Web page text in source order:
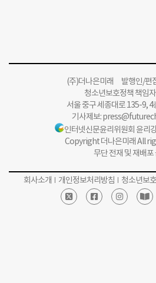
(주)더나은미래 발행인/편
청소년보호정책 책임
서울 중구 세종대로 135-9,
기사제보:
인터넷신문윤리위원회 윤리
Copyright 더나은미래 All
무단 전재 및 재배포
회사소개 개인정보처리방침 청소년보